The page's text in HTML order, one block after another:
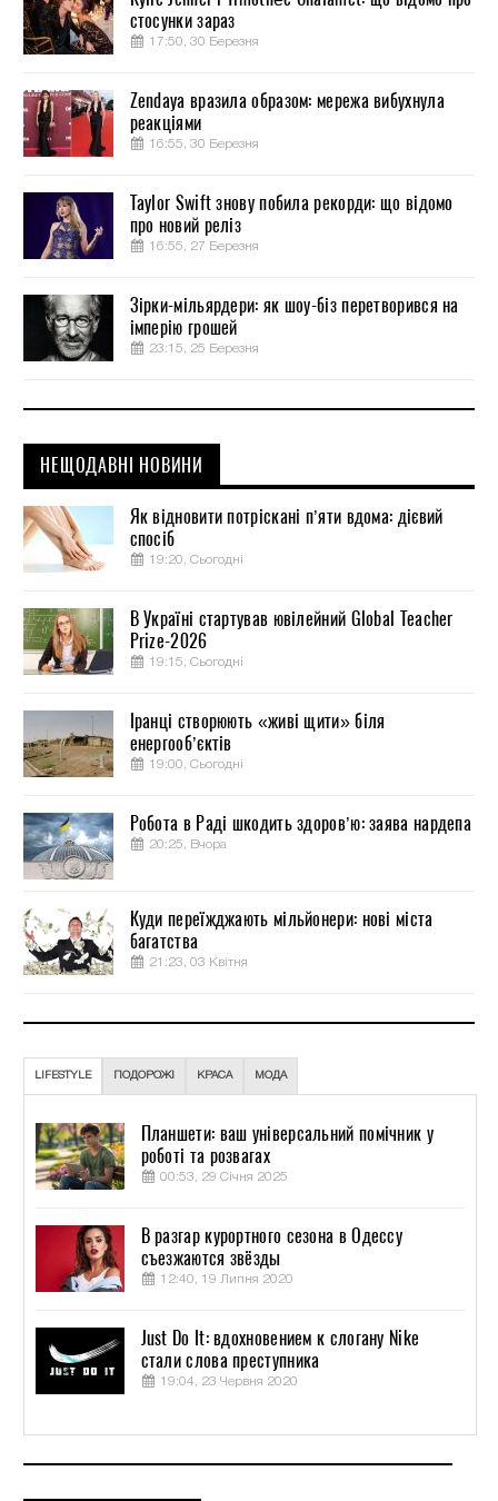
стосунки зараз
17:50, 30 Березня
Zendaya вразила образом: мережа вибухнула
реакціями
16:55, 30 Березня
Taylor Swift знову побила рекорди: що відомо
про новий реліз
16:55, 27 Березня
Зірки-мільярдери: як шоу-біз перетворився на
імперію грошей
23:15, 25 Березня
НЕЩОДАВНІ НОВИНИ
Як відновити потріскані п’яти вдома: дієвий
спосіб
19:20, Сьогодні
В Україні стартував ювілейний Global Teacher
Prize-2026
19:15, Сьогодні
Іранці створюють «живі щити» біля
енергооб’єктів
19:00, Сьогодні
Робота в Раді шкодить здоров’ю: заява нардепа
20:25, Вчора
Куди переїжджають мільйонери: нові міста
багатства
21:23, 03 Квітня
LIFESTYLE ПОДОРОЖІ КРАСА МОДА
Планшети: ваш універсальний помічник у
роботі та розвагах
00:53, 29 Січня 2025
В разгар курортного сезона в Одессу
съезжаются звёзды
12:40, 19 Липня 2020
Just Do It: вдохновением к слогану Nike
стали слова преступника
19:04, 23 Червня 2020